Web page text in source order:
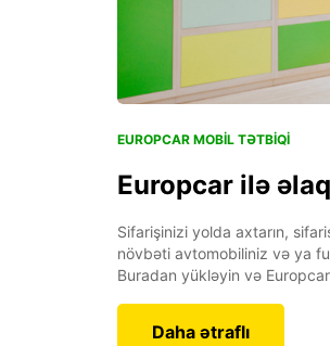
EUROPCAR MOBIL TƏTBIQI
Europcar ilə
Sifarişinizi yolda axtarın,
növbəti avtomobiliniz və ya
Buradan yükləyin və
Daha ətraflı